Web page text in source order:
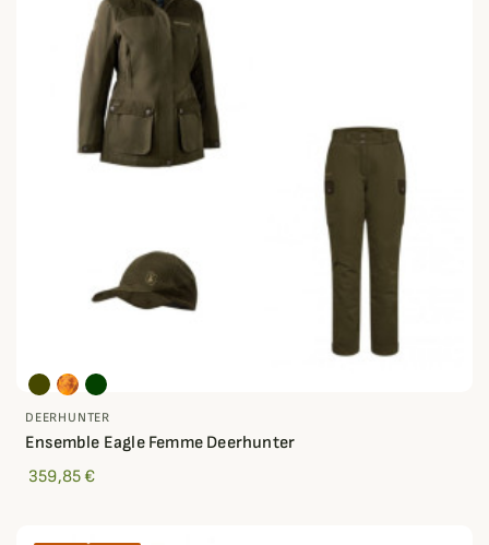
DEERHUNTER
Ensemble Eagle Femme Deerhunter
359,85 €